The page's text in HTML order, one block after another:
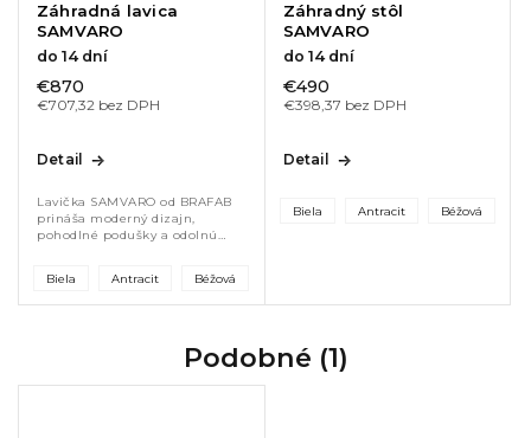
Záhradná lavica
SAMVARO
do 14 dní
€707,32 bez DPH
€870
Detail
Lavička SAMVARO od BRAFAB
prináša moderný dizajn,
pohodlné podušky a odolnú
vytvorí štýlové miesto na relax
aj posedenie...
Biela Antracit Béžová
Záhradný stôl
SAMVARO
do 14 dní
€398,37 bez DPH
€490
Detail
Biela Antracit Béžová
Podobné (1)